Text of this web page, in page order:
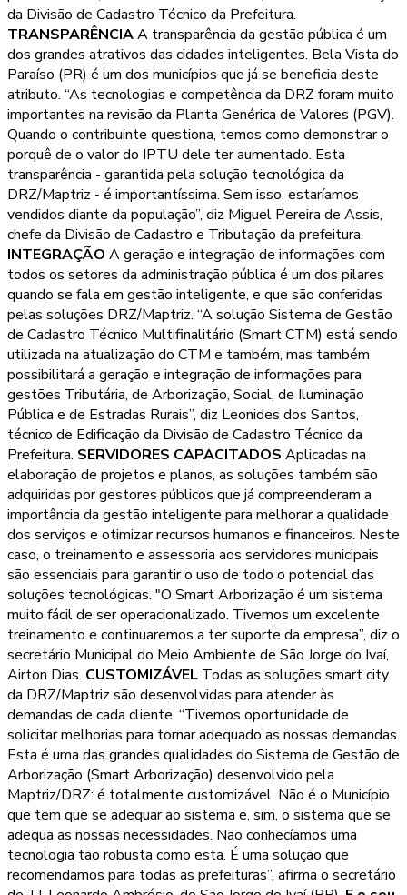
da Divisão de Cadastro Técnico da Prefeitura.
TRANSPARÊNCIAA transparência da gestão pública é um
dos grandes atrativos das cidades inteligentes. Bela Vista do
Paraíso (PR) é um dos municípios que já se beneficia deste
atributo. “As tecnologias e competência da DRZ foram muito
importantes na revisão da Planta Genérica de Valores (PGV).
Quando o contribuinte questiona, temos como demonstrar o
porquê de o valor do IPTU dele ter aumentado. Esta
transparência - garantida pela solução tecnológica da
DRZ/Maptriz - é importantíssima. Sem isso, estaríamos
vendidos diante da população”, diz Miguel Pereira de Assis,
chefe da Divisão de Cadastro e Tributação da prefeitura.
INTEGRAÇÃO A geração e integração de informações com
todos os setores da administração pública é um dos pilares
quando se fala em gestão inteligente, e que são conferidas
pelas soluções DRZ/Maptriz. “A solução Sistema de Gestão
de Cadastro Técnico Multifinalitário (Smart CTM) está sendo
utilizada na atualização do CTM e também, mas também
possibilitará a geração e integração de informações para
gestões Tributária, de Arborização, Social, de Iluminação
Pública e de Estradas Rurais”, diz Leonides dos Santos,
técnico de Edificação da Divisão de Cadastro Técnico da
Prefeitura. SERVIDORES CAPACITADOS Aplicadas na
elaboração de projetos e planos, as soluções também são
adquiridas por gestores públicos que já compreenderam a
importância da gestão inteligente para melhorar a qualidade
dos serviços e otimizar recursos humanos e financeiros. Neste
caso, o treinamento e assessoria aos servidores municipais
são essenciais para garantir o uso de todo o potencial das
soluções tecnológicas. "O Smart Arborização é um sistema
muito fácil de ser operacionalizado. Tivemos um excelente
treinamento e continuaremos a ter suporte da empresa”, diz o
secretário Municipal do Meio Ambiente de São Jorge do Ivaí,
Airton Dias. CUSTOMIZÁVEL Todas as soluções smart city
da DRZ/Maptriz são desenvolvidas para atender às
demandas de cada cliente. “Tivemos oportunidade de
solicitar melhorias para tornar adequado as nossas demandas.
Esta é uma das grandes qualidades do Sistema de Gestão de
Arborização (Smart Arborização) desenvolvido pela
Maptriz/DRZ: é totalmente customizável. Não é o Município
que tem que se adequar ao sistema e, sim, o sistema que se
adequa as nossas necessidades. Não conhecíamos uma
tecnologia tão robusta como esta. É uma solução que
recomendamos para todas as prefeituras”, afirma o secretário